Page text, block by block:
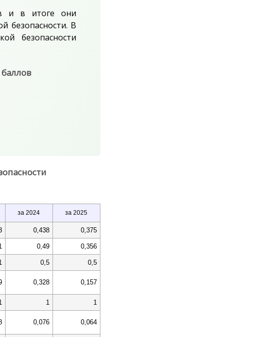
и в итоге они
безопасности. В
безопасности
за 2024 за 2025
0,438 0,375
0,49 0,356
0,5 0,5
0,328 0,157
1 1
0,076 0,064